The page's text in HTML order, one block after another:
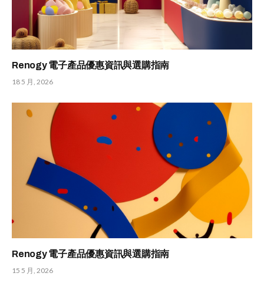
Renogy 電子產品優惠資訊與選購指南
18 5 月, 2026
Renogy 電子產品優惠資訊與選購指南
15 5 月, 2026